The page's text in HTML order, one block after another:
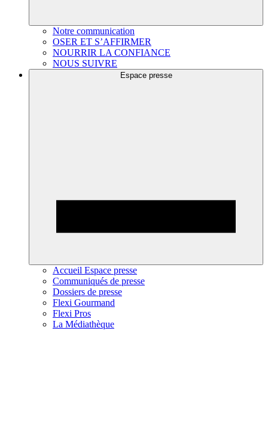
Notre communication
OSER ET S’AFFIRMER
NOURRIR LA CONFIANCE
NOUS SUIVRE
Espace presse
Accueil Espace presse
Communiqués de presse
Dossiers de presse
Flexi Gourmand
Flexi Pros
La Médiathèque